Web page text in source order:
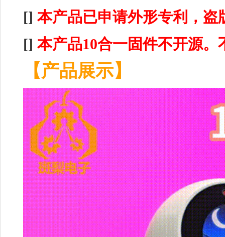
[] 本产品已申请外形专利，盗
[] 本产品10合一固件不开源
【产品展示】